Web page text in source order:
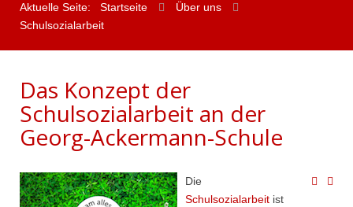
Aktuelle Seite: Startseite
Über uns
Schulsozialarbeit
Das Konzept der
Schulsozialarbeit an der
Georg-Ackermann-Schule
Die
Schulsozialarbeit ist